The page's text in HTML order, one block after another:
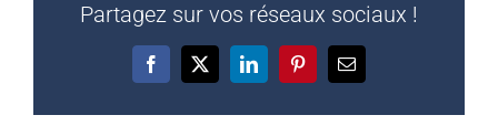
Partagez sur vos réseaux sociaux !
Facebook
X LinkedInPinterestEmail